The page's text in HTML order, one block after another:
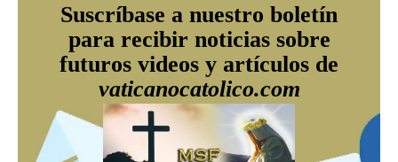
Suscríbase a nuestro boletín
para recibir noticias sobre
futuros videos y artículos de
vaticanocatolico.com